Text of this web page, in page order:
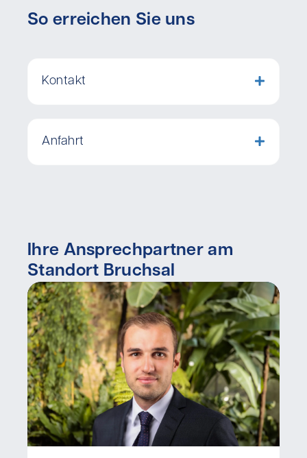
So erreichen Sie uns
Kontakt
Anfahrt
Ihre Ansprechpartner am
Standort Bruchsal